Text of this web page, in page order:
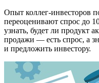
Опыт коллег-инвесторов
переоценивают спрос до
узнать, будет ли продукт
продажи — есть спрос, а
и предложить инвестору.